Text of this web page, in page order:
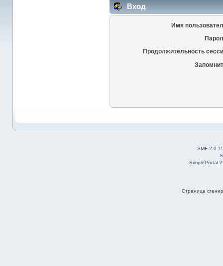
Вход
Имя
Продолжительность
SMF
SimplePortal
Страница